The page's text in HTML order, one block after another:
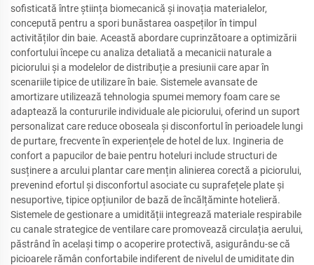
sofisticată între știința biomecanică și inovația materialelor,
concepută pentru a spori bunăstarea oaspeților în timpul
activităților din baie. Această abordare cuprinzătoare a optimizării
confortului începe cu analiza detaliată a mecanicii naturale a
piciorului și a modelelor de distribuție a presiunii care apar în
scenariile tipice de utilizare în baie. Sistemele avansate de
amortizare utilizează tehnologia spumei memory foam care se
adaptează la contururile individuale ale piciorului, oferind un suport
personalizat care reduce oboseala și disconfortul în perioadele lungi
de purtare, frecvente în experiențele de hotel de lux. Ingineria de
confort a papucilor de baie pentru hoteluri include structuri de
susținere a arcului plantar care mențin alinierea corectă a piciorului,
prevenind efortul și disconfortul asociate cu suprafețele plate și
nesuportive, tipice opțiunilor de bază de încălțăminte hotelieră.
Sistemele de gestionare a umidității integrează materiale respirabile
cu canale strategice de ventilare care promovează circulația aerului,
păstrând în același timp o acoperire protectivă, asigurându-se că
picioarele rămân confortabile indiferent de nivelul de umiditate din